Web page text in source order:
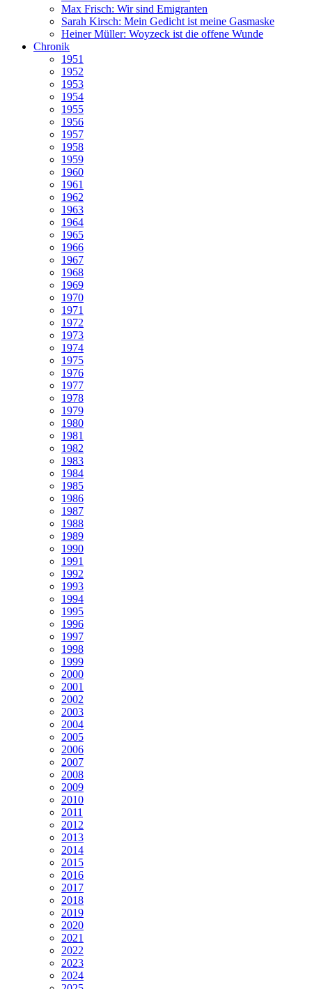
Max Frisch: Wir sind Emigranten
Sarah Kirsch: Mein Gedicht ist meine Gasmaske
Heiner Müller: Woyzeck ist die offene Wunde
Chronik
1951
1952
1953
1954
1955
1956
1957
1958
1959
1960
1961
1962
1963
1964
1965
1966
1967
1968
1969
1970
1971
1972
1973
1974
1975
1976
1977
1978
1979
1980
1981
1982
1983
1984
1985
1986
1987
1988
1989
1990
1991
1992
1993
1994
1995
1996
1997
1998
1999
2000
2001
2002
2003
2004
2005
2006
2007
2008
2009
2010
2011
2012
2013
2014
2015
2016
2017
2018
2019
2020
2021
2022
2023
2024